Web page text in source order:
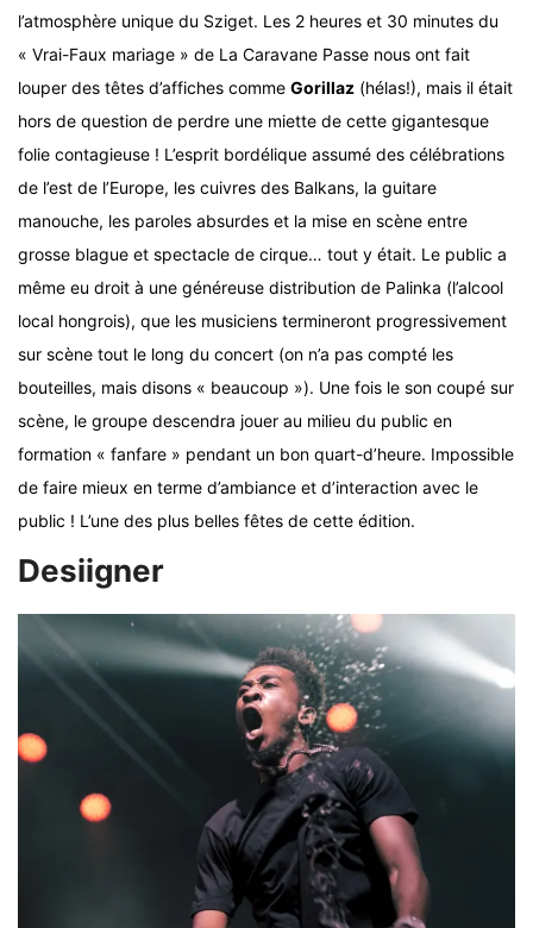
l’atmosphère unique du Sziget. Les 2 heures et 30 minutes du
« Vrai-Faux mariage » de La Caravane Passe nous ont fait
louper des têtes d’affiches comme Gorillaz (hélas!), mais il était
hors de question de perdre une miette de cette gigantesque
folie contagieuse ! L’esprit bordélique assumé des célébrations
de l’est de l’Europe, les cuivres des Balkans, la guitare
manouche, les paroles absurdes et la mise en scène entre
grosse blague et spectacle de cirque… tout y était. Le public a
même eu droit à une généreuse distribution de Palinka (l’alcool
local hongrois), que les musiciens termineront progressivement
sur scène tout le long du concert (on n’a pas compté les
bouteilles, mais disons « beaucoup »). Une fois le son coupé sur
scène, le groupe descendra jouer au milieu du public en
formation « fanfare » pendant un bon quart-d’heure. Impossible
de faire mieux en terme d’ambiance et d’interaction avec le
public ! L’une des plus belles fêtes de cette édition.
Desiigner